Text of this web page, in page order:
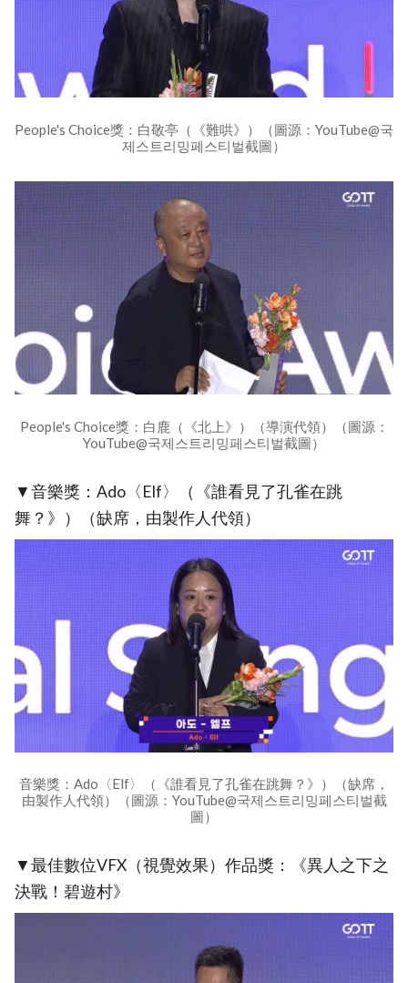
People's Choice獎：白敬亭（《難哄》）（圖源：YouTube@국
제스트리밍페스티벌截圖）
People's Choice獎：白鹿（《北上》）（導演代領）（圖源：
YouTube@국제스트리밍페스티벌截圖）
▼音樂獎：Ado〈Elf〉（《誰看見了孔雀在跳
舞？》）（缺席，由製作人代領）
音樂獎：Ado〈Elf〉（《誰看見了孔雀在跳舞？》）（缺席，
由製作人代領）（圖源：YouTube@국제스트리밍페스티벌截
圖）
▼最佳數位VFX（視覺效果）作品獎：《異人之下之
決戰！碧遊村》